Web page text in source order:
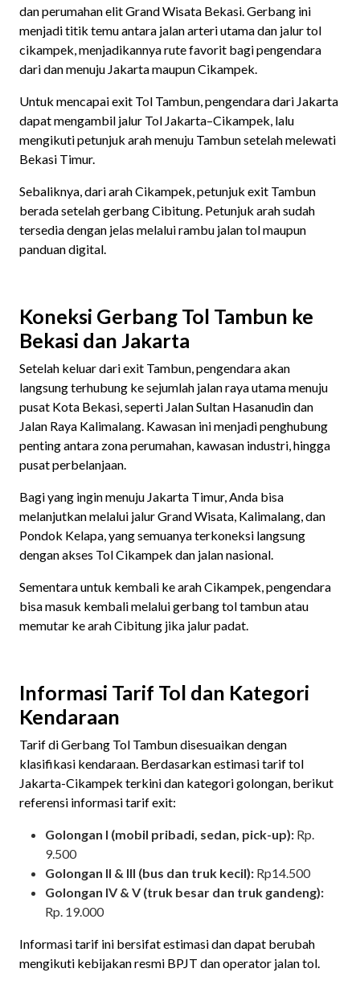
dan perumahan elit Grand Wisata Bekasi. Gerbang ini
menjadi titik temu antara jalan arteri utama dan jalur tol
cikampek, menjadikannya rute favorit bagi pengendara
dari dan menuju Jakarta maupun Cikampek.
Untuk mencapai exit Tol Tambun, pengendara dari Jakarta
dapat mengambil jalur Tol Jakarta–Cikampek, lalu
mengikuti petunjuk arah menuju Tambun setelah melewati
Bekasi Timur.
Sebaliknya, dari arah Cikampek, petunjuk exit Tambun
berada setelah gerbang Cibitung. Petunjuk arah sudah
tersedia dengan jelas melalui rambu jalan tol maupun
panduan digital.
Koneksi Gerbang Tol Tambun ke
Bekasi dan Jakarta
Setelah keluar dari exit Tambun, pengendara akan
langsung terhubung ke sejumlah jalan raya utama menuju
pusat Kota Bekasi, seperti Jalan Sultan Hasanudin dan
Jalan Raya Kalimalang. Kawasan ini menjadi penghubung
penting antara zona perumahan, kawasan industri, hingga
pusat perbelanjaan.
Bagi yang ingin menuju Jakarta Timur, Anda bisa
melanjutkan melalui jalur Grand Wisata, Kalimalang, dan
Pondok Kelapa, yang semuanya terkoneksi langsung
dengan akses Tol Cikampek dan jalan nasional.
Sementara untuk kembali ke arah Cikampek, pengendara
bisa masuk kembali melalui gerbang tol tambun atau
memutar ke arah Cibitung jika jalur padat.
Informasi Tarif Tol dan Kategori
Kendaraan
Tarif di Gerbang Tol Tambun disesuaikan dengan
klasifikasi kendaraan. Berdasarkan estimasi tarif tol
Jakarta-Cikampek terkini dan kategori golongan, berikut
referensi informasi tarif exit:
Golongan I (mobil pribadi, sedan, pick-up): Rp.
9.500
Golongan II & III (bus dan truk kecil): Rp14.500
Golongan IV & V (truk besar dan truk gandeng):
Rp. 19.000
Informasi tarif ini bersifat estimasi dan dapat berubah
mengikuti kebijakan resmi BPJT dan operator jalan tol.